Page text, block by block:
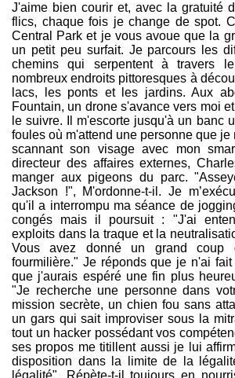
J'aime bien courir et, avec la gratuité
flics, chaque fois je change de spot.
Central Park et je vous avoue que la
un petit peu surfait. Je parcours les
chemins qui serpentent à travers
nombreux endroits pittoresques à
lacs, les ponts et les jardins. Aux
Fountain, un drone s'avance vers moi
le suivre. Il m'escorte jusqu'à un banc
foules où m'attend une personne que je
scannant son visage avec mon
directeur des affaires externes,
manger aux pigeons du parc.
Jackson !", M'ordonne-t-il. Je
qu'il a interrompu ma séance de
congés mais il poursuit : "J'ai
exploits dans la traque et la
Vous avez donné un grand
fourmilière." Je réponds que je n'ai
que j'aurais espéré une fin plus
"Je recherche une personne dans
mission secrète, un chien fou sans
un gars qui sait improviser sous la
tout un hacker possédant vos
ses propos me titillent aussi je lui
disposition dans la limite de la